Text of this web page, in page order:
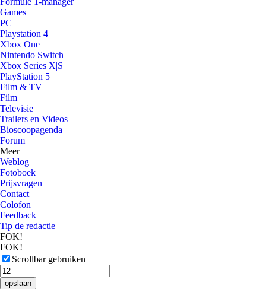
Games
PC
Playstation 4
Xbox One
Nintendo Switch
Xbox Series X|S
PlayStation 5
Film & TV
Film
Televisie
Trailers en Videos
Bioscoopagenda
Forum
Meer
Weblog
Fotoboek
Prijsvragen
Contact
Colofon
Feedback
Tip de redactie
FOK!
FOK!
Scrollbar gebruiken
opslaan